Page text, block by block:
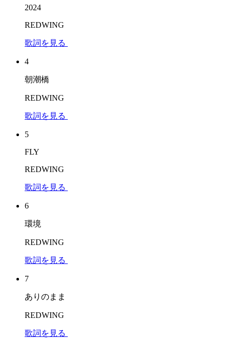
2024
REDWING
歌詞を見る
4
朝潮橋
REDWING
歌詞を見る
5
FLY
REDWING
歌詞を見る
6
環境
REDWING
歌詞を見る
7
ありのまま
REDWING
歌詞を見る